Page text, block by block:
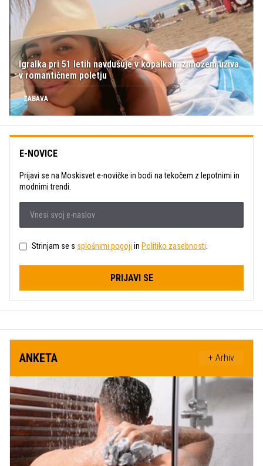
Igralka pri 51 letih navdušuje v kopalkah: z možem uživa
v romantičnem poletju
ZABAVA
E-NOVICE
Prijavi se na Moskisvet e-novičke in bodi na tekočem z lepotnimi in
modnimi trendi.
Strinjam se s splošnimi pogoji in Politiko zasebnosti.
PRIJAVI SE
ANKETA + Arhiv